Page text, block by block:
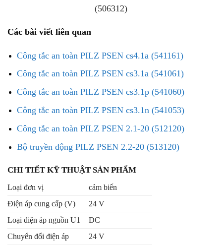
(506312)
Các bài viết liên quan
Công tắc an toàn PILZ PSEN cs4.1a (541161)
Công tắc an toàn PILZ PSEN cs3.1a (541061)
Công tắc an toàn PILZ PSEN cs3.1p (541060)
Công tắc an toàn PILZ PSEN cs3.1n (541053)
Công tắc an toàn PILZ PSEN 2.1-20 (512120)
Bộ truyền động PILZ PSEN 2.2-20 (513120)
CHI TIẾT KỸ THUẬT SẢN PHẨM
Loại đơn vị
cảm biến
Điện áp cung cấp (V)
24 V
Loại điện áp nguồn U1
DC
Chuyển đổi điện áp
24 V